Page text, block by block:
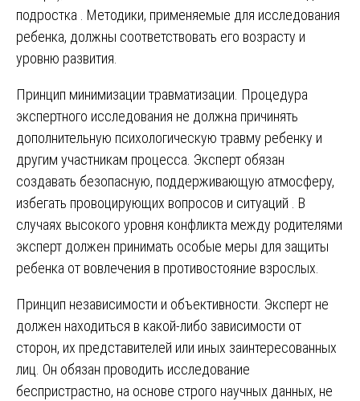
подростка . Методики, применяемые для исследования
ребенка, должны соответствовать его возрасту и
уровню развития.
Принцип минимизации травматизации. Процедура
экспертного исследования не должна причинять
дополнительную психологическую травму ребенку и
другим участникам процесса. Эксперт обязан
создавать безопасную, поддерживающую атмосферу,
избегать провоцирующих вопросов и ситуаций . В
случаях высокого уровня конфликта между родителями
эксперт должен принимать особые меры для защиты
ребенка от вовлечения в противостояние взрослых.
Принцип независимости и объективности. Эксперт не
должен находиться в какой-либо зависимости от
сторон, их представителей или иных заинтересованных
лиц. Он обязан проводить исследование
беспристрастно, на основе строго научных данных, не